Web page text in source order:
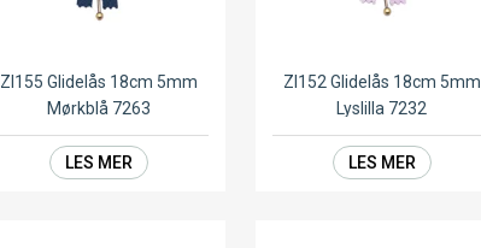
ZI155 Glidelås 18cm 5mm
Mørkblå 7263
LES MER
ZI152 Glidelås 18cm 5mm
Lyslilla 7232
LES MER